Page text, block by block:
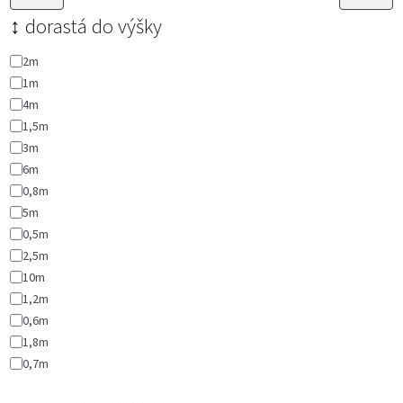
↕️ dorastá do výšky
↔️
dorastá
do
šírky
2m
1m
4m
1,5m
3m
6m
0,8m
5m
0,5m
2,5m
10m
1,2m
0,6m
1,8m
0,7m